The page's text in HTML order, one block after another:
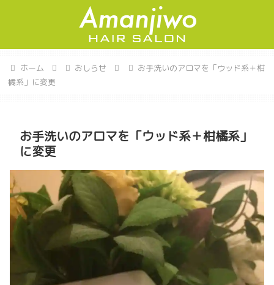
ホーム おしらせ
お手洗いのアロマを「ウッド系＋柑
橘系」に変更
お手洗いのアロマを「ウッド系＋柑橘系」
に変更